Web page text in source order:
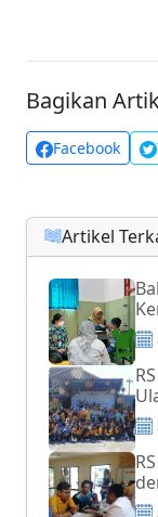
Bagikan
Facebook
Artikel